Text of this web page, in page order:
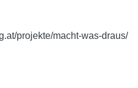
projekte/macht-was-draus/